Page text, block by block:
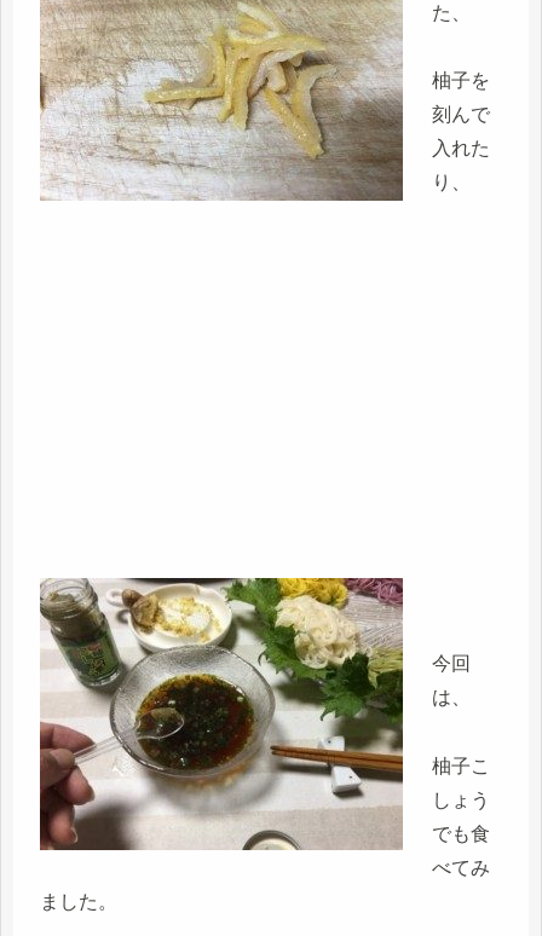
た、
柚子を
刻んで
入れた
り、
今回
は、
柚子こ
しょう
でも食
べてみ
ました。